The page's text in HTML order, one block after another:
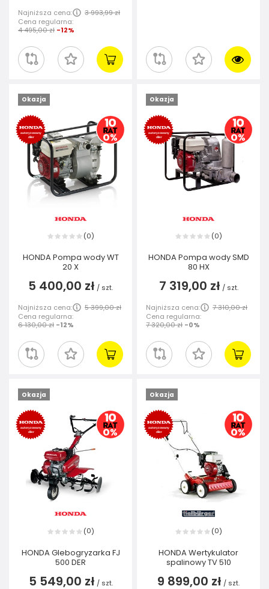
Najniższa cena:
3 993,99 zł
Cena regularna:
4 495,00 zł -12%
Okazja
(0)
HONDA Pompa wody WT
20 X
5 400,00 zł / szt.
Najniższa cena:
5 399,00 zł
Cena regularna:
6 130,00 zł -12%
Okazja
(0)
HONDA Pompa wody SMD
80 HX
7 319,00 zł / szt.
Najniższa cena:
7 310,00 zł
Cena regularna:
7 320,00 zł -0%
Okazja
(0)
HONDA Glebogryzarka FJ
500 DER
5 549,00 zł / szt.
Okazja
(0)
HONDA Wertykulator
spalinowy TV 510
9 899,00 zł / szt.